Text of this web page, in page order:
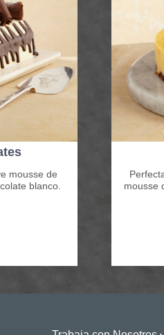
mousse de
blanco.
mousse